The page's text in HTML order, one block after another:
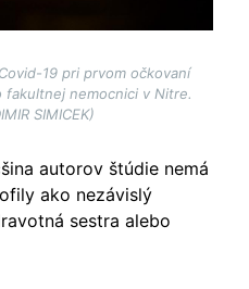
19 pri prvom očkovaní
nemocnici v Nitre.
SIMICEK)
autorov štúdie nemá
ako nezávislý
sestra alebo